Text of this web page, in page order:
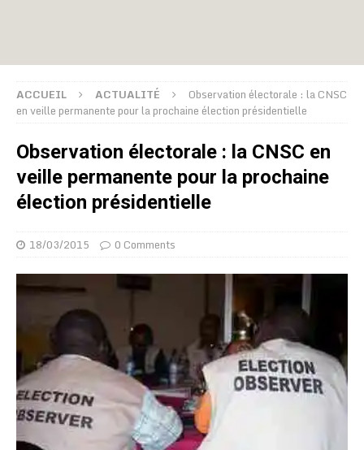
ACCUEIL ACTUALITÉ
Observation électorale : la CNSC
en veille permanente pour la prochaine élection présidentielle
Observation électorale : la CNSC en
veille permanente pour la prochaine
élection présidentielle
18/03/2015 0 Comments